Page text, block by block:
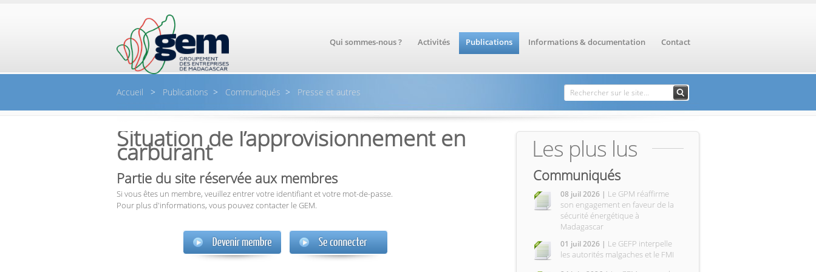
Qui sommes-nous ? Activités Publications Informations & documentation Contact
Accueil > Publications > Communiqués > Presse et autres Formulaire de
recherche
Rechercher
Situation de l’approvisionnement en
carburant
Partie du site réservée aux membres
Si vous êtes un membre, veuillez entrer votre identifiant et votre mot-de-passe.
Pour plus d'informations, vous pouvez contacter le GEM.
Les plus lus
Communiqués
08 juil 2026 | Le GPM réaffirme
son engagement en faveur de la
sécurité énergétique à
Madagascar
01 juil 2026 | Le GEFP interpelle
les autorités malgaches et le FMI